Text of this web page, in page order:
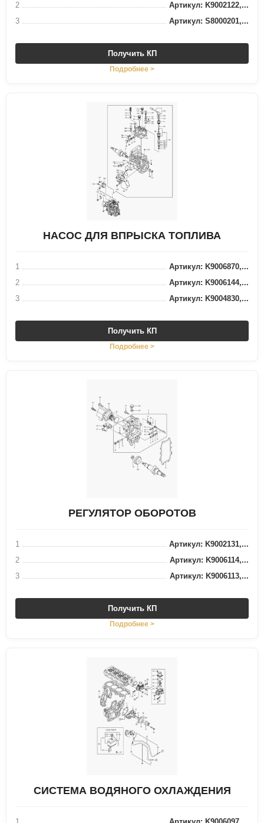
2
Артикул: K9002122,...
3
Артикул: S8000201,...
Получить КП
Подробнее >
НАСОС ДЛЯ ВПРЫСКА ТОПЛИВА
1
Артикул: K9006870,...
2
Артикул: K9006144,...
3
Артикул: K9004830,...
Получить КП
Подробнее >
РЕГУЛЯТОР ОБОРОТОВ
1
Артикул: K9002131,...
2
Артикул: K9006114,...
3
Артикул: K9006113,...
Получить КП
Подробнее >
СИСТЕМА ВОДЯНОГО ОХЛАЖДЕНИЯ